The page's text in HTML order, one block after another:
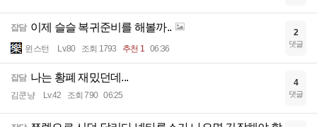
잡담 이제 슬슬 복귀준비를 해볼까..
윈스턴 Lv.80 조회 1793 추천 1 06:36
2
댓글
잡담 나는 황폐 재밌던데...
김쿤냥 Lv.42 조회 790 06:25
4
댓글